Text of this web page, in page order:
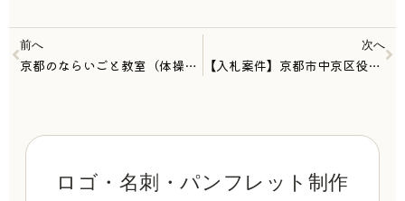
前へ
京都のならいごと教室（体操教室・アトリエ教室・ICT★STEAM教室）ココロン様の名刺デザインをさせていただきました。
次へ
【入札案件】京都市中京区役所保健福祉センター様の「みつばち健康応援隊」のフライヤー制作をさせていただきました。
ロゴ・名刺・パンフレット制作